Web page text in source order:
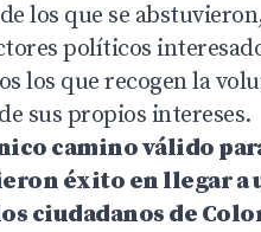
los que se
políticos
los que recogen la
sus propios intereses.
camino válido
éxito en llegar a
ciudadanos de